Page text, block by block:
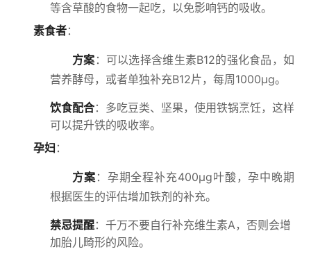
等含草酸的食物一起吃，以免影响钙的吸收。
素食者：
方案 ：可以选择含维生素B12的强化食品，如
营养酵母，或者单独补充B12片，每周1000μg。
饮食配合：多吃豆类、坚果，使用铁锅烹饪，这样
可以提升铁的吸收率。
孕妇 ：
方案 ：孕期全程补充400μg叶酸，孕中晚期
根据医生的评估增加铁剂的补充。
禁忌提醒：千万不要自行补充维生素A，否则会增
加胎儿畸形的风险。